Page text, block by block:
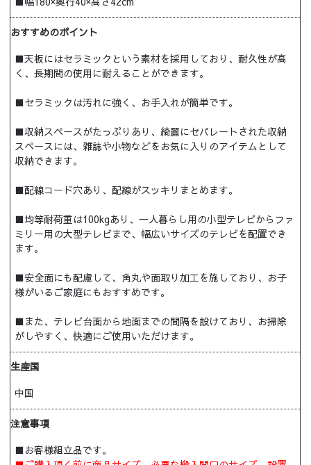
おすすめのポイント
■天板にはセラミックという素材を採用しており、耐久性が高
く、長期間の使用に耐えることができます。
■セラミックは汚れに強く、お手入れが簡単です。
■収納スペースがたっぷりあり、綺麗にセパレートされた収納
スペースには、雑誌や小物などをお気に入りのアイテムとして
収納できます。
■配線コード穴あり、配線がスッキリまとめます。
■均等耐荷重は100kgあり、一人暮らし用の小型テレビからファ
ミリー用の大型テレビまで、幅広いサイズのテレビを配置でき
ます。
■安全面にも配慮して、角丸や面取り加工を施しており、お子
様がいるご家庭にもおすすめです。
■また、テレビ台面から地面までの間隔を設けており、お掃除
がしやすく、快適にご使用いただけます。
生産国
中国
注意事項
■お客様組立品です。